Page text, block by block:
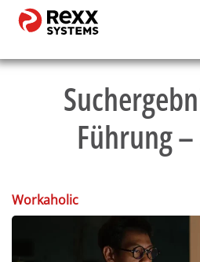
Führung –
Workaholic